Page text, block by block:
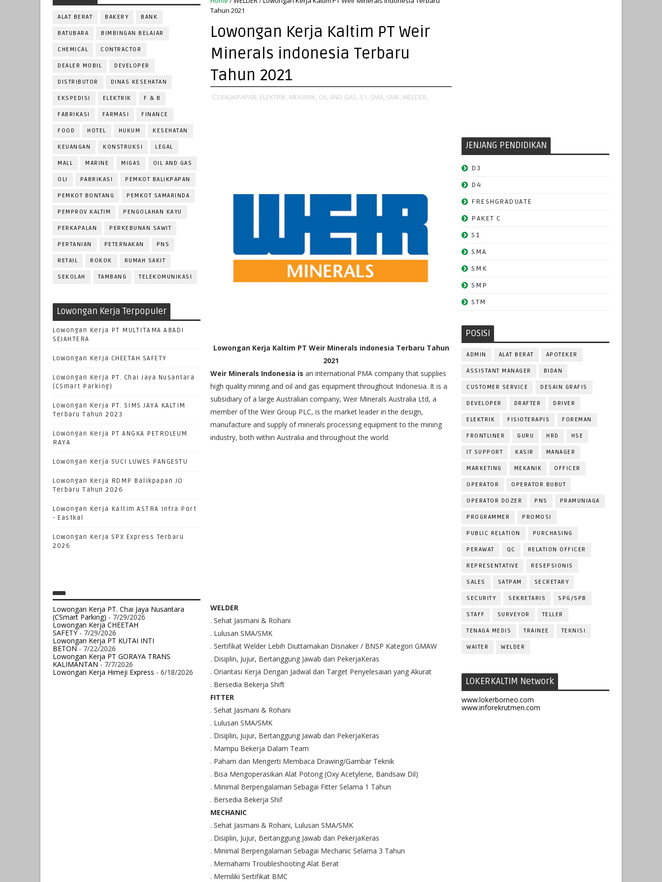
ALAT BERAT BAKERY BANK
BATUBARA BIMBINGAN BELAJAR
CHEMICAL CONTRACTOR
DEALER MOBIL DEVELOPER
DISTRIBUTOR DINAS KESEHATAN
EKSPEDISI ELEKTRIK F & B
FABRIKASI FARMASI FINANCE
FOOD HOTEL HUKUM KESEHATAN
KEUANGAN KONSTRUKSI LEGAL
MALL MARINE MIGAS OIL AND GAS
OLI PABRIKASI PEMKOT BALIKPAPAN
PEMKOT BONTANG PEMKOT SAMARINDA
PEMPROV KALTIM PENGOLAHAN KAYU
PERKAPALAN PERKEBUNAN SAWIT
PERTANIAN PETERNAKAN PNS
RETAIL ROKOK RUMAH SAKIT
SEKOLAH TAMBANG TELEKOMUNIKASI
Lowongan Kerja Terpopuler
Lowongan Kerja PT MULTITAMA ABADI
SEJAHTERA
Lowongan Kerja CHEETAH SAFETY
Lowongan Kerja PT. Chai Jaya Nusantara
(CSmart Parking)
Lowongan Kerja PT. SIMS JAYA KALTIM
Terbaru Tahun 2023
Lowongan Kerja PT ANGKA PETROLEUM
RAYA
Lowongan Kerja SUCI LUWES PANGESTU
Lowongan Kerja RDMP Balikpapan JO
Terbaru Tahun 2026
Lowongan Kerja Kaltim ASTRA Infra Port
- Eastkal
Lowongan Kerja SPX Express Terbaru
2026
Lowongan Kerja PT. Chai Jaya Nusantara
(CSmart Parking) - 7/29/2026
Lowongan Kerja CHEETAH
SAFETY- 7/29/2026
Lowongan Kerja PT KUTAI INTI
BETON- 7/22/2026
Lowongan Kerja PT GORAYA TRANS
KALIMANTAN- 7/7/2026
Lowongan Kerja Himeji Express - 6/18/2026
Tahun 2021
Lowongan Kerja Kaltim PT Weir
Minerals indonesia Terbaru
Tahun 2021
BALIKPAPAN, ELEKTRIK, MEKANIK, OIL AND GAS, S1, SMA, SMK, WELDER,
Lowongan Kerja Kaltim PT Weir Minerals indonesia Terbaru Tahun
2021
Weir Minerals Indonesia is an international PMA company that supplies
high quality mining and oil and gas equipment throughout Indonesia. It is a
subsidiary of a large Australian company, Weir Minerals Australia Ltd, a
member of the Weir Group PLC, is the market leader in the design,
manufacture and supply of minerals processing equipment to the mining
industry, both within Australia and throughout the world.
WELDER
. Sehat Jasmani & Rohani
. Lulusan SMA/SMK
. Sertifikat Welder Lebih Diuttamakan Disnaker / BNSP Kategori GMAW
. Disiplin, Jujur, Bertanggung Jawab dan PekerjaKeras
. Oriantasi Kerja Dengan Jadwal dan Target Penyelesaian yang Akurat
. Bersedia Bekerja Shift
FITTER
. Sehat Jasmani & Rohani
. Lulusan SMA/SMK
. Disiplin, Jujur, Bertanggung Jawab dan PekerjaKeras
. Mampu Bekerja Dalam Team
. Paham dan Mengerti Membaca Drawing/Gambar Teknik
. Bisa Mengoperasikan Alat Potong (Oxy Acetylene, Bandsaw Dil)
. Minimal Berpengalaman Sebagai Fitter Selama 1 Tahun
. Bersedia Bekerja Shif
MECHANIC
. Sehat Jasmani & Rohani, Lulusan SMA/SMK
. Disiplin, Jujur, Bertanggung Jawab dan PekerjaKeras
. Minimal Berpengalaman Sebagai Mechanic Selama 3 Tahun
. Memahami Troubleshooting Alat Berat
. Memiliki Sertifikat BMC
JENJANG PENDIDIKAN
D3
D4
FRESHGRADUATE
PAKET C
S1
SMA
SMK
SMP
STM
POSISI
ADMIN ALAT BERAT APOTEKER
ASSISTANT MANAGER BIDAN
CUSTOMER SERVICE DESAIN GRAFIS
DEVELOPER DRAFTER DRIVER
ELEKTRIK FISIOTERAPIS FOREMAN
FRONTLINER GURU HRD HSE
IT SUPPORT KASIR MANAGER
MARKETING MEKANIK OFFICER
OPERATOR OPERATOR BUBUT
OPERATOR DOZER PNS PRAMUNIAGA
PROGRAMMER PROMOSI
PUBLIC RELATION PURCHASING
PERAWAT QC RELATION OFFICER
REPRESENTATIVE RESEPSIONIS
SALES SATPAM SECRETARY
SECURITY SEKRETARIS SPG/SPB
STAFF SURVEYOR TELLER
TENAGA MEDIS TRAINEE TEKNISI
WAITER WELDER
LOKERKALTIM Network
www.lokerborneo.com
www.inforekrutmen.com